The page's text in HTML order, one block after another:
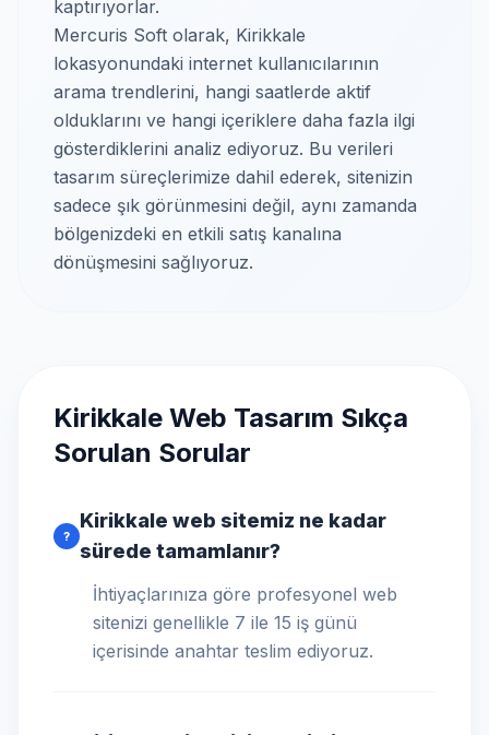
kaptırıyorlar.
Mercuris Soft olarak, Kirikkale
lokasyonundaki internet kullanıcılarının
arama trendlerini, hangi saatlerde aktif
olduklarını ve hangi içeriklere daha fazla ilgi
gösterdiklerini analiz ediyoruz. Bu verileri
tasarım süreçlerimize dahil ederek, sitenizin
sadece şık görünmesini değil, aynı zamanda
bölgenizdeki en etkili satış kanalına
dönüşmesini sağlıyoruz.
Kirikkale Web Tasarım Sıkça
Sorulan Sorular
?
Kirikkale web sitemiz ne kadar
sürede tamamlanır?
İhtiyaçlarınıza göre profesyonel web
sitenizi genellikle 7 ile 15 iş günü
içerisinde anahtar teslim ediyoruz.